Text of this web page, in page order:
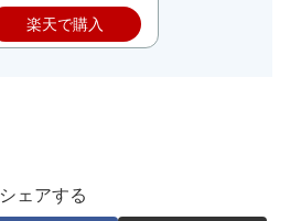
楽天で購入
シェアする